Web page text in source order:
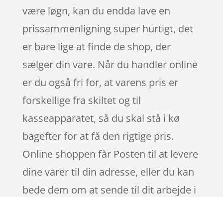
være løgn, kan du endda lave en
prissammenligning super hurtigt, det
er bare lige at finde de shop, der
sælger din vare. Når du handler online
er du også fri for, at varens pris er
forskellige fra skiltet og til
kasseapparatet, så du skal stå i kø
bagefter for at få den rigtige pris.
Online shoppen får Posten til at levere
dine varer til din adresse, eller du kan
bede dem om at sende til dit arbejde i